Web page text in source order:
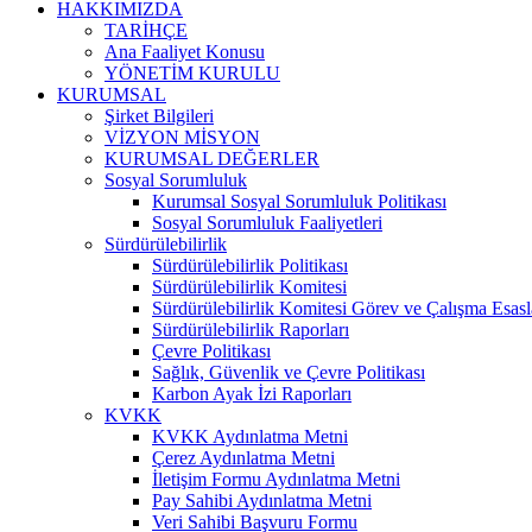
HAKKIMIZDA
TARİHÇE
Ana Faaliyet Konusu
YÖNETİM KURULU
KURUMSAL
Şirket Bilgileri
VİZYON MİSYON
KURUMSAL DEĞERLER
Sosyal Sorumluluk
Kurumsal Sosyal Sorumluluk Politikası
Sosyal Sorumluluk Faaliyetleri
Sürdürülebilirlik
Sürdürülebilirlik Politikası
Sürdürülebilirlik Komitesi
Sürdürülebilirlik Komitesi Görev ve Çalışma
Sürdürülebilirlik Raporları
Çevre Politikası
Sağlık, Güvenlik ve Çevre Politikası
Karbon Ayak İzi Raporları
KVKK
KVKK Aydınlatma Metni
Çerez Aydınlatma Metni
İletişim Formu Aydınlatma Metni
Pay Sahibi Aydınlatma Metni
Veri Sahibi Başvuru Formu